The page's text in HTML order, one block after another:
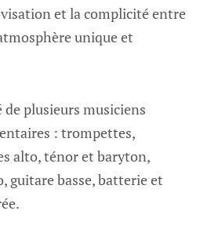
et la complicité entre
unique et
de plusieurs musiciens
: trompettes,
alto, ténor et baryton,
guitare basse, batterie et